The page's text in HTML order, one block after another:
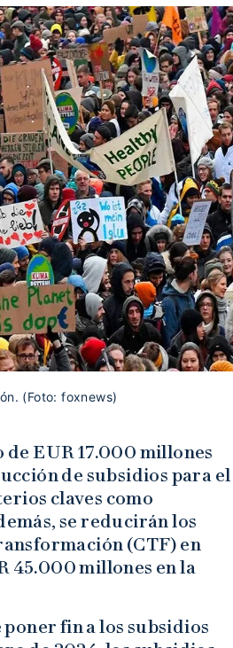
(Foto: foxnews)
EUR 17.000 millones
de subsidios para el
claves como
se reducirán los
(CTF) en
45.000 millones en la
fin a los subsidios